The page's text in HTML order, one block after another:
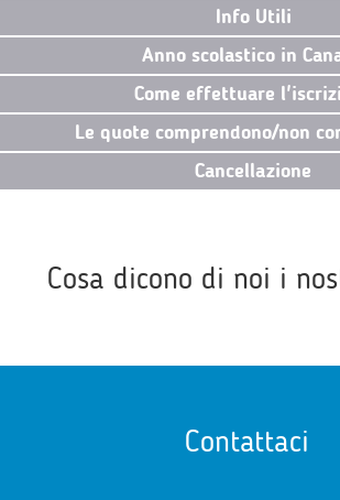
Info Utili
Anno scolastico in
Come effettuare
Le quote comprendono/non
Cancellazione
Cosa dicono di noi i
Contattaci